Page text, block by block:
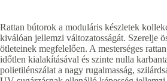
Rattan bútorok a moduláris készletek
kiválóan jellemzi változatosságát. Szerelje
ötleteinek megfelelően. A mesterséges
időtlen kialakításával és szinte nulla
polietilénszálat a nagy rugalmasság,